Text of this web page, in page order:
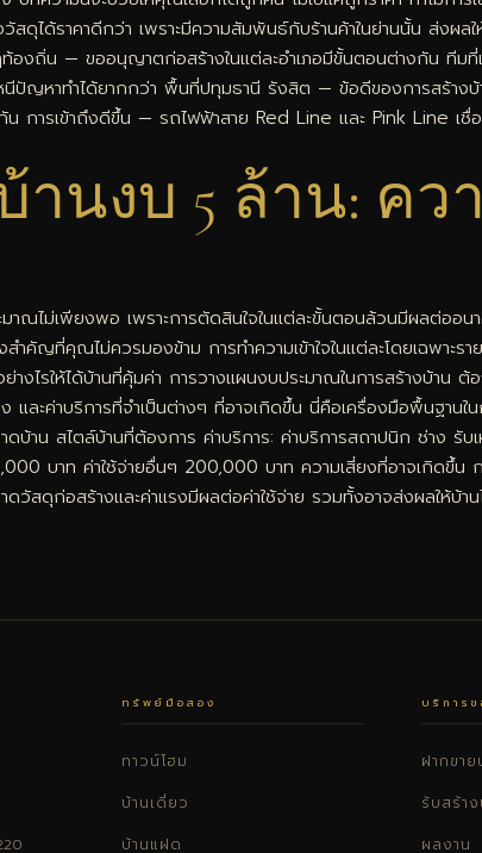
ได้ราคาดีกว่า เพราะมีความสัมพันธ์กับร้านค้าในย่านนั้น ส่งผ
งถิ่น — ขออนุญาตก่อสร้างในแต่ละอำเภอมีขั้นตอนต่างกัน ทีมที่
ปัญหาทำได้ยากกว่า พื้นที่ปทุมธานี รังสิต — ข้อดีของการสร้า
น การเข้าถึงดีขึ้น — รถไฟฟ้าสาย Red Line และ Pink Line
านงบ 5 ล้าน: ค
าณไม่เพียงพอ เพราะการตัดสินใจในแต่ละขั้นตอนล้วนมีผลต่อ
ญที่คุณไม่ควรมองข้าม การทำความเข้าใจในแต่ละโดยเฉพาะร
ไรให้ได้บ้านที่คุ้มค่า การวางแผนงบประมาณในการสร้างบ้าน ต้
ละค่าบริการที่จำเป็นต่างๆ ที่อาจเกิดขึ้น นี่คือเครื่องมือพื้นฐา
น สไตล์บ้านที่ต้องการ ค่าบริการ: ค่าบริการสถาปนิก ช่าง รับ
บาท ค่าใช้จ่ายอื่นๆ 200,000 บาท ความเสี่ยงที่อาจเกิดขึ้น ก
วัสดุก่อสร้างและค่าแรงมีผลต่อค่าใช้จ่าย รวมทั้งอาจส่งผลให้บ้า
ทรัพย์มือสอง
ทาวน์โฮม
บ้านเดี่ยว
บ้านแฝด
บริการข
ฝากขาย
รับสร้าง
ผลงาน